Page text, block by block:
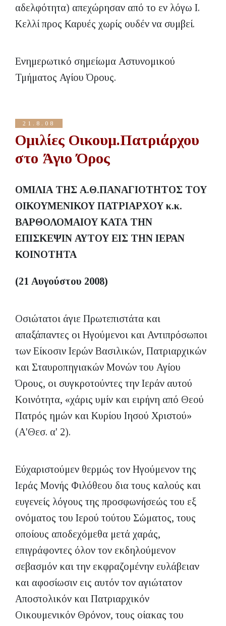
αδελφότητα) απεχώρησαν από το εν λόγω Ι.
Κελλί προς Καρυές χωρίς ουδέν να συμβεί.
Ενημερωτικό σημείωμα Αστυνομικού
Τμήματος Αγίου Όρους.
21.8.08
Ομιλίες Οικουμ.Πατριάρχου
στο Άγιο Όρος
ΟΜΙΛΙΑ ΤΗΣ Α.Θ.ΠΑΝΑΓΙΟΤΗΤΟΣ ΤΟΥ
ΟΙΚΟΥΜΕΝΙΚΟΥ ΠΑΤΡΙΑΡΧΟΥ κ.κ.
ΒΑΡΘΟΛΟΜΑΙΟΥ ΚΑΤΑ ΤΗΝ
ΕΠΙΣΚΕΨΙΝ ΑΥΤΟΥ ΕΙΣ ΤΗΝ ΙΕΡΑΝ
ΚΟΙΝΟΤΗΤΑ
(21 Αυγούστου 2008)
Οσιώτατοι άγιε Πρωτεπιστάτα και
απαξάπαντες οι Ηγούμενοι και Αντιπρόσωποι
των Είκοσιν Ιερών Βασιλικών, Πατριαρχικών
και Σταυροπηγιακών Μονών του Αγίου
Όρους, οι συγκροτούντες την Ιεράν αυτού
Κοινότητα, «χάρις υμίν και ειρήνη από Θεού
Πατρός ημών και Κυρίου Ιησού Χριστού»
(Α'Θεσ. α' 2).
Εύχαριστούμεν θερμώς τον Ηγούμενον της
Ιεράς Μονής Φιλόθεου δια τους καλούς και
ευγενείς λόγους της προσφωνήσεώς του εξ
ονόματος του Ιερού τούτου Σώματος, τους
οποίους αποδεχόμεθα μετά χαράς,
επιγράφοντες όλον τον εκδηλούμενον
σεβασμόν και την εκφραζομένην ευλάβειαν
και αφοσίωσιν εις αυτόν τον αγιώτατον
Αποστολικόν και Πατριαρχικόν
Οικουμενικόν Θρόνον, τους οίακας του